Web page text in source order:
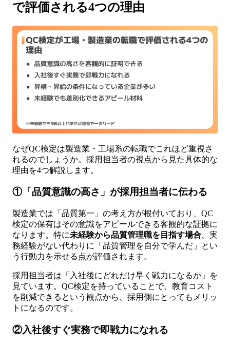
で評価される4つの理由
なぜQC検定は製造業・工場系の転職でこれほど重視さ
れるのでしょうか。採用担当者の視点から見た具体的な
理由を4つ解説します。
①「品質意識の高さ」が採用担当者に伝わる
製造業では「品質第一」の考え方が根付いており、QC
検定の保有はその意識をアピールできる客観的な証拠に
なります。特に未経験から品質管理職を目指す場合 、実
務経験がない代わりに「品質管理を自分で学んだ」とい
う行動力を示せる点が評価されます。
採用担当者は「入社後にどれだけ早く戦力になるか」を
見ています。QC検定を持っていることで、教育コスト
を削減できるという観点から、採用側にとってもメリッ
トになるのです。
②入社後すぐ実務で即戦力になれる